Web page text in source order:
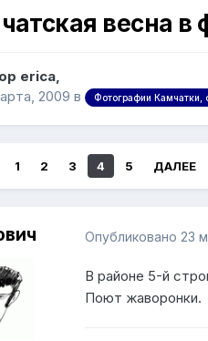
весна в
erica,
2009 в Фотографии Камчатки,
1 2 3 4 5 ДАЛЕЕ
Опубликовано 23
В районе 5-й
Поют жаворонки.